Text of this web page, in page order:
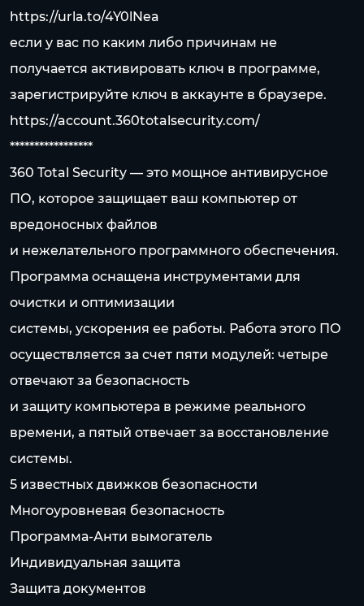
https://urla.to/4Y0lNea
если у вас по каким либо причинам не
получается активировать ключ в программе,
зарегистрируйте ключ в аккаунте в браузере.
https://account.360totalsecurity.com/
*****************
360 Total Security — это мощное антивирусное
ПО, которое защищает ваш компьютер от
вредоносных файлов
и нежелательного программного обеспечения.
Программа оснащена инструментами для
очистки и оптимизации
системы, ускорения ее работы. Работа этого ПО
осуществляется за счет пяти модулей: четыре
отвечают за безопасность
и защиту компьютера в режиме реального
времени, а пятый отвечает за восстановление
системы.
5 известных движков безопасности
Многоуровневая безопасность
Программа-Анти вымогатель
Индивидуальная защита
Защита документов